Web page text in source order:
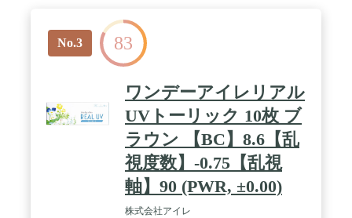
No.3 83
ワンデーアイレリアル
UVトーリック 10枚 ブ
ラウン 【BC】8.6【乱
視度数】-0.75【乱視
軸】90 (PWR, ±0.00)
株式会社アイレ